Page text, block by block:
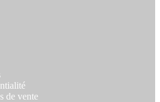
de vente